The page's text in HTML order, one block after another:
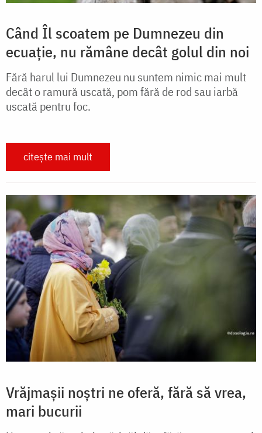
Când Îl scoatem pe Dumnezeu din
ecuație, nu rămâne decât golul din noi
Fără harul lui Dumnezeu nu suntem nimic mai mult
decât o ramură uscată, pom fără de rod sau iarbă
uscată pentru foc.
citește mai mult
Vrăjmașii noștri ne oferă, fără să vrea,
mari bucurii